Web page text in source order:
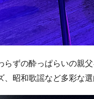
らずの酔っぱらいの親
、昭和歌謡など多彩な選